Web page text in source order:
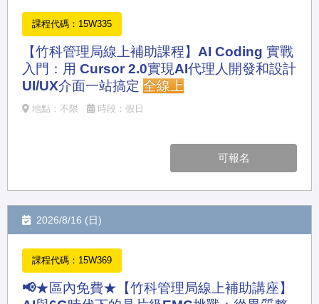
課程代碼：15W335
【竹科管理局線上補助課程】AI Coding 實戰
入門：用 Cursor 2.0實現AI代理人開發和設計
UI/UX介面一站搞定 全線上
地點：不限 時段：假日
可報名
2026/8/16 (日)
課程代碼：15W369
📢★區內免費★【竹科管理局線上補助講座】